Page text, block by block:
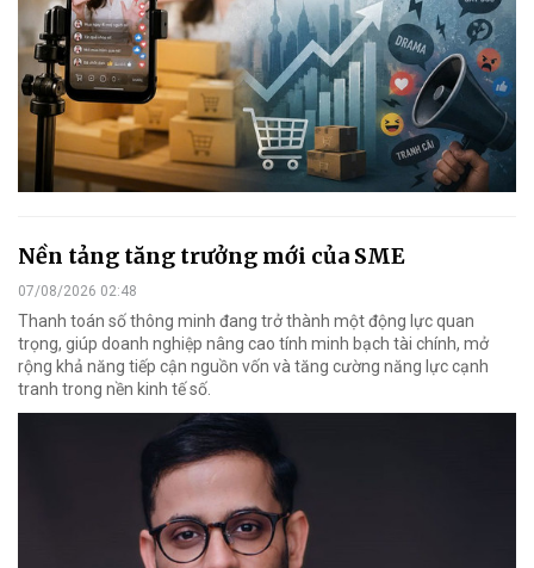
Nền tảng tăng trưởng mới của SME
07/08/2026 02:48
Thanh toán số thông minh đang trở thành một động lực quan
trọng, giúp doanh nghiệp nâng cao tính minh bạch tài chính, mở
rộng khả năng tiếp cận nguồn vốn và tăng cường năng lực cạnh
tranh trong nền kinh tế số.